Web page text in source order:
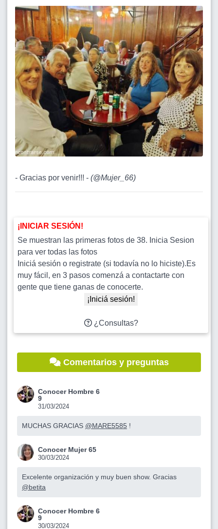
- Gracias por venir!!! - (@Mujer_66)
¡INICIAR SESIÓN!
Se muestran las primeras fotos de 38. Inicia Sesion
para ver todas las fotos
Iniciá sesión o registrate (si todavía no lo hiciste).Es
muy fácil, en 3 pasos comenzá a contactarte con
gente que tiene ganas de conocerte.
¡Iniciá sesión!
¿Consultas?
Comentarios y preguntas
Conocer Hombre 6
9
31/03/2024
MUCHAS GRACIAS @MARE5585 !
Conocer Mujer 65
30/03/2024
Excelente organización y muy buen show. Gracias
@betita
Conocer Hombre 6
9
30/03/2024